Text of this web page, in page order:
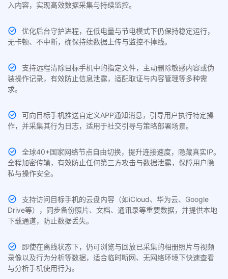
入内容，实现高效数据采集与持续监控。
优化后台守护进程，在低电量与节电模式下仍保持稳定运行，
无卡顿、不中断，确保持续数据上传与监控不掉线。
支持远程清除目标手机中的指定文件，主动删除敏感内容或伪
装操作记录，有效防止信息泄露，适配取证与内容管理等多种需
求。
可向目标手机推送自定义APP通知消息，引导用户执行特定操
作，并采集其行为日志，适用于社交引导与策略部署场景。
全球40+国家网络节点自由切换，提升连接速度，隐藏真实IP。
全程加密传输，有效防止任何第三方攻击与数据泄露，保障用户隐
私与操作安全。
支持访问目标手机的云盘内容（如iCloud、华为云、Google
Drive等），同步备份照片、文档、通讯录等重要数据，并提供本地
下载通道，防止数据丢失。
即使在离线状态下，仍可浏览与回放已采集的相册照片与视频
录像以及行为分析等数据，适合临时断网、无网络环境下快速查看
与分析手机使用行为。